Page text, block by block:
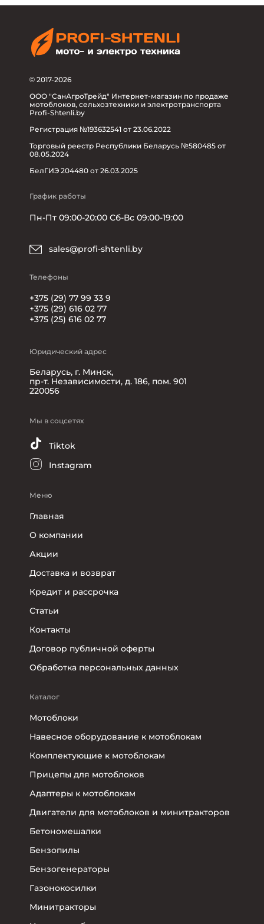
© 2017-2026
ООО "СанАгроТрейд" Интернет-магазин по продаже
мотоблоков, сельхозтехники и электротранспорта
Profi-Shtenli.by
Регистрация №193632541 от 23.06.2022
Торговый реестр Республики Беларусь №580485 от
08.05.2024
БелГИЭ 204480 от 26.03.2025
График работы
Пн-Пт 09:00-20:00 Сб-Вс 09:00-19:00
sales@profi-shtenli.by
Телефоны
+375 (29) 77 99 33 9
+375 (29) 616 02 77
+375 (25) 616 02 77
Юридический адрес
Беларусь, г. Минск,
пр-т. Независимости, д. 186, пом. 901
220056
Мы в соцсетях
Tiktok
Instagram
Меню
Главная
О компании
Акции
Доставка и возврат
Кредит и рассрочка
Статьи
Контакты
Договор публичной оферты
Обработка персональных данных
Каталог
Мотоблоки
Навесное оборудование к мотоблокам
Комплектующие к мотоблокам
Прицепы для мотоблоков
Адаптеры к мотоблокам
Двигатели для мотоблоков и минитракторов
Бетономешалки
Бензопилы
Бензогенераторы
Газонокосилки
Минитракторы